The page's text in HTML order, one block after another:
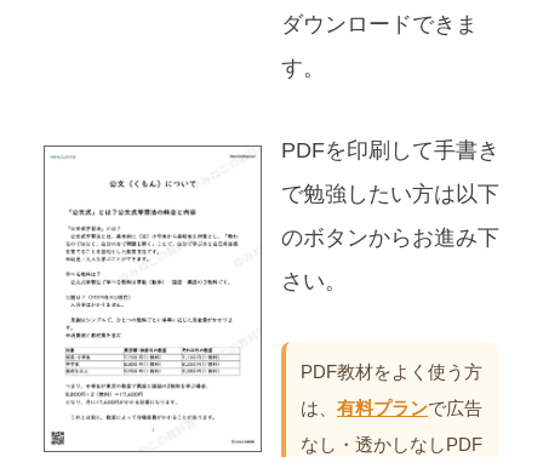
ダウンロードできま
す。
PDFを印刷して手書き
で勉強したい方は以下
のボタンからお進み下
さい。
PDF教材をよく使う方
は、 有料プランで広告
なし・透かしなしPDF